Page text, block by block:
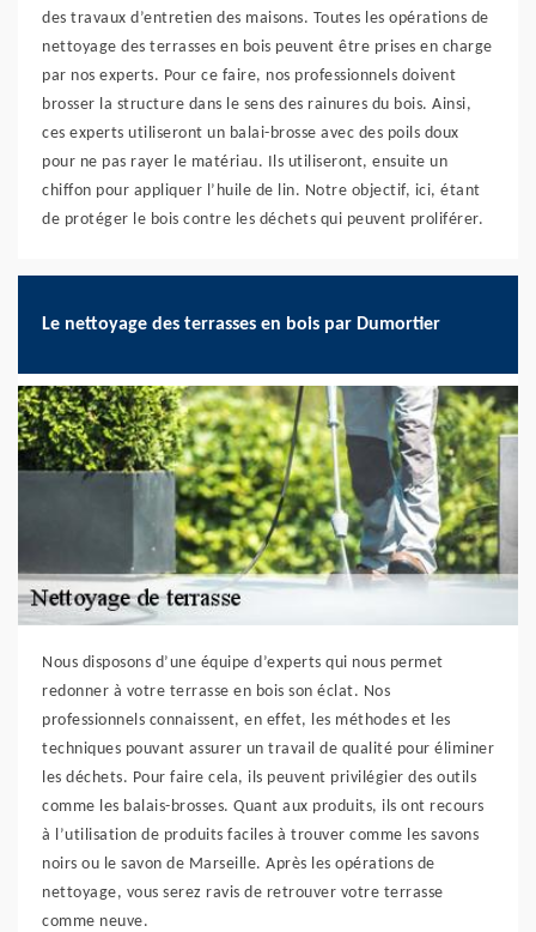
des travaux d’entretien des maisons. Toutes les opérations de
nettoyage des terrasses en bois peuvent être prises en charge
par nos experts. Pour ce faire, nos professionnels doivent
brosser la structure dans le sens des rainures du bois. Ainsi,
ces experts utiliseront un balai-brosse avec des poils doux
pour ne pas rayer le matériau. Ils utiliseront, ensuite un
chiffon pour appliquer l’huile de lin. Notre objectif, ici, étant
de protéger le bois contre les déchets qui peuvent proliférer.
Le nettoyage des terrasses en bois par Dumortier
Nous disposons d’une équipe d’experts qui nous permet
redonner à votre terrasse en bois son éclat. Nos
professionnels connaissent, en effet, les méthodes et les
techniques pouvant assurer un travail de qualité pour éliminer
les déchets. Pour faire cela, ils peuvent privilégier des outils
comme les balais-brosses. Quant aux produits, ils ont recours
à l’utilisation de produits faciles à trouver comme les savons
noirs ou le savon de Marseille. Après les opérations de
nettoyage, vous serez ravis de retrouver votre terrasse
comme neuve.